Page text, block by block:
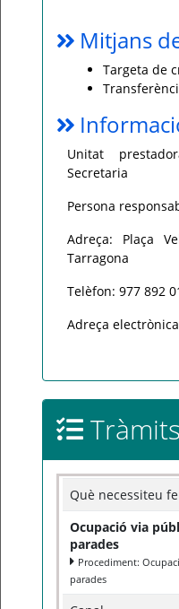
Mitjans
Targeta de
Unitat
Secretaria
Persona
Adreça: Plaça
Tarragona
Telèfon: 977 892
Adreça
Tràmits
Què necessiteu
Ocupació via
parades
Procediment:
parades